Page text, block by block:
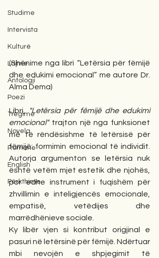
Studime
Intervista
Kulturë
Lajme
Antologji
Poezi
Tregime
Novela
Romane
English
Përkthime
(Shënime nga libri “Letërsia për fëmijë
dhe edukimi emocional” me autore Dr.
Alma Dema)
Libri,
"Letërsia për fëmijë dhe edukimi
emocional" trajton një nga funksionet
më të rëndësishme të letërsisë për
fëmijë: formimin emocional të individit.
Autorja argumenton se letërsia nuk
është vetëm mjet estetik dhe njohës,
por edhe instrument i fuqishëm për
zhvillimin e inteligjencës emocionale,
empatisë, vetëdijes dhe
marrëdhënieve sociale.
Ky libër vjen si kontribut origjinal e
pasuri në letërsinë për fëmijë. Ndërtuar
mbi nevojën e shpjegimit të